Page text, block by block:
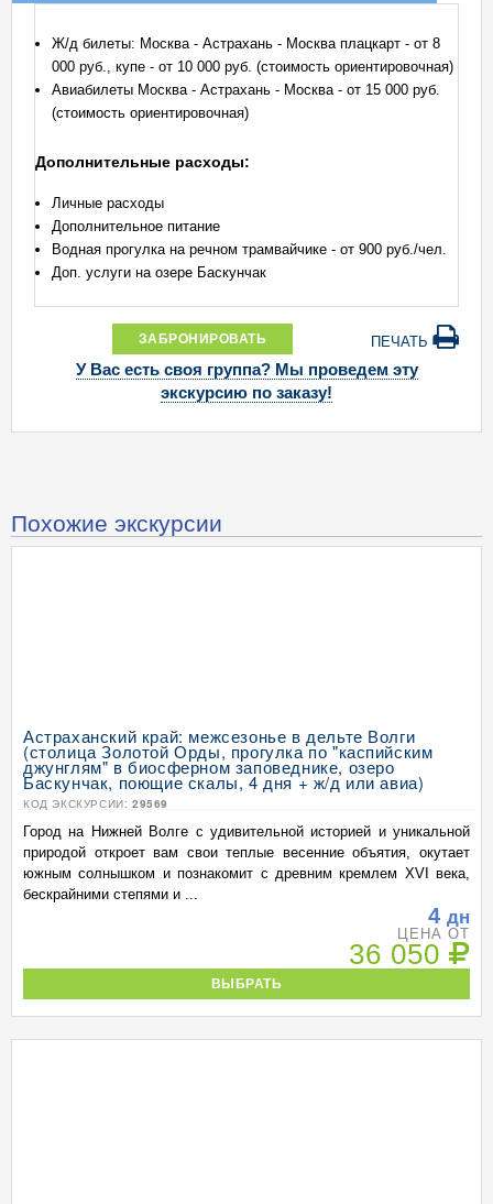
Ж/д билеты: Москва - Астрахань - Москва плацкарт - от 8
000 руб., купе - от 10 000 руб. (стоимость ориентировочная)
Авиабилеты Москва - Астрахань - Москва - от 15 000 руб.
(стоимость ориентировочная)
Дополнительные расходы:
Личные расходы
Дополнительное питание
Водная прогулка на речном трамвайчике - от 900 руб./чел.
Доп. услуги на озере Баскунчак
ЗАБРОНИРОВАТЬ ПЕЧАТЬ
У Вас есть своя группа? Мы проведем эту
экскурсию по заказу!
Похожие экскурсии
Астраханский край: межсезонье в дельте Волги
(столица Золотой Орды, прогулка по "каспийским
джунглям" в биосферном заповеднике, озеро
Баскунчак, поющие скалы, 4 дня + ж/д или авиа)
КОД ЭКСКУРСИИ: 29569
Город на Нижней Волге с удивительной историей и уникальной
природой откроет вам свои теплые весенние объятия, окутает
южным солнышком и познакомит с древним кремлем XVI века,
бескрайними степями и ...
4 дн
ЦЕНА ОТ
36 050
ВЫБРАТЬ